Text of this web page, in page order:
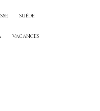
SUÈDE
VACANCES